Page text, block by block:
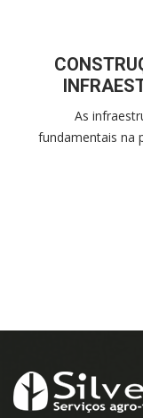
As
fundamentais na